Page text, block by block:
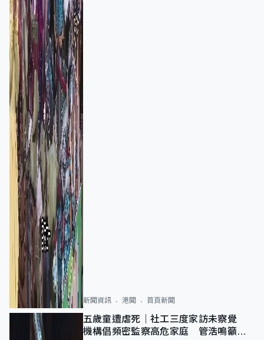
新聞資訊 港聞 首頁新聞
五歲童遭虐死｜社工三度家訪未察覺
機構倡頻密監察高危家庭 管浩鳴籲加